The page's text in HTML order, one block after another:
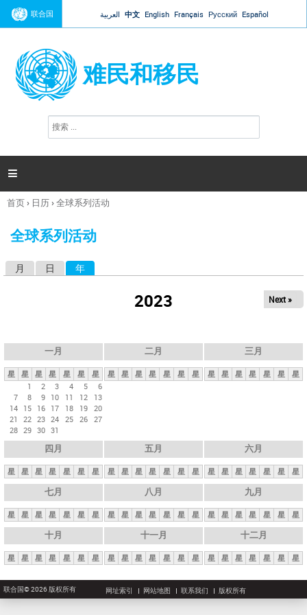
Jump to navigation
联合国 العربية 中文 English Français Русский Español
难民和移民
搜
索

你
这
首页› 日历›全球系列活动
全球系列活动
月 日 年
2023 Next »
一月
星 星 星 星 星 星
星
1
2 3 4 5
6
7
8 9 10 11 12
13
14 15 16 17 18 19 20
21
22 23 24 25 26 27
28 29 30 31
二月
星 星 星 星 星 星 星
三月
星 星 星 星 星 星 星
四月
星 星 星 星 星 星 星
五月
星 星 星 星 星 星 星
六月
星 星 星 星 星 星 星
七月
星 星 星 星 星 星 星
八月
星 星 星 星 星 星 星
九月
星 星 星 星 星 星 星
十月
星 星 星 星 星 星 星
十一月
星 星 星 星 星 星 星
十二月
星 星 星 星 星 星 星
联合国© 2026 版权所有 网址索引 网站地图 联系我们 版权所有